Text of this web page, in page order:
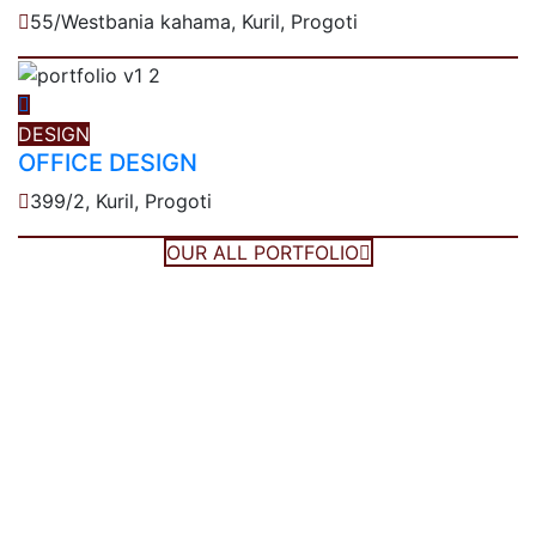
55/Westbania kahama, Kuril, Progoti
DESIGN
OFFICE DESIGN
399/2, Kuril, Progoti
OUR ALL PORTFOLIO